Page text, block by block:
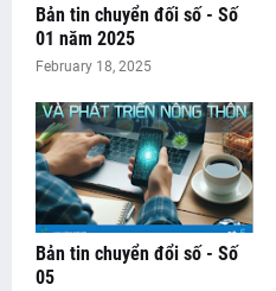
Bản tin chuyển đối số - Số
01 năm 2025
February 18, 2025
Bản tin chuyển đổi số - Số
05